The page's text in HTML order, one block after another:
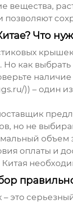
вещества,
Что
как
)) – один
но не
объем
оплаты и
Китая
– это